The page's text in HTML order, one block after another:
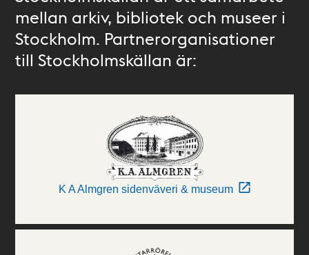
mellan arkiv, bibliotek och museer i
Stockholm. Partnerorganisationer
till Stockholmskällan är:
K A Almgren sidenväveri & museum